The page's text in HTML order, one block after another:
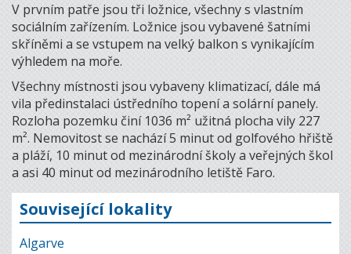
V prvním patře jsou tři ložnice, všechny s vlastním
sociálním zařízením. Ložnice jsou vybavené šatními
skříněmi a se vstupem na velký balkon s vynikajícím
výhledem na moře.
Všechny místnosti jsou vybaveny klimatizací, dále má
vila předinstalaci ústředního topení a solární panely.
Rozloha pozemku činí 1036 m² užitná plocha vily 227
m². Nemovitost se nachází 5 minut od golfového hřiště
a pláží, 10 minut od mezinárodní školy a veřejných škol
a asi 40 minut od mezinárodního letiště Faro.
Související lokality
Algarve